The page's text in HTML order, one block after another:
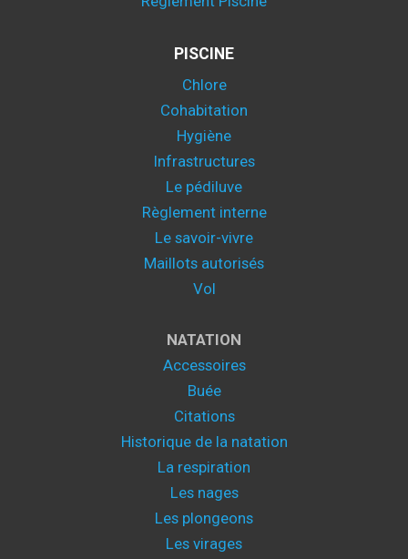
PISCINE
Chlore
Cohabitation
Hygiène
Infrastructures
Le pédiluve
Règlement interne
Le savoir-vivre
Maillots autorisés
Vol
NATATION
Accessoires
Buée
Citations
Historique de la natation
La respiration
Les nages
Les plongeons
Les virages